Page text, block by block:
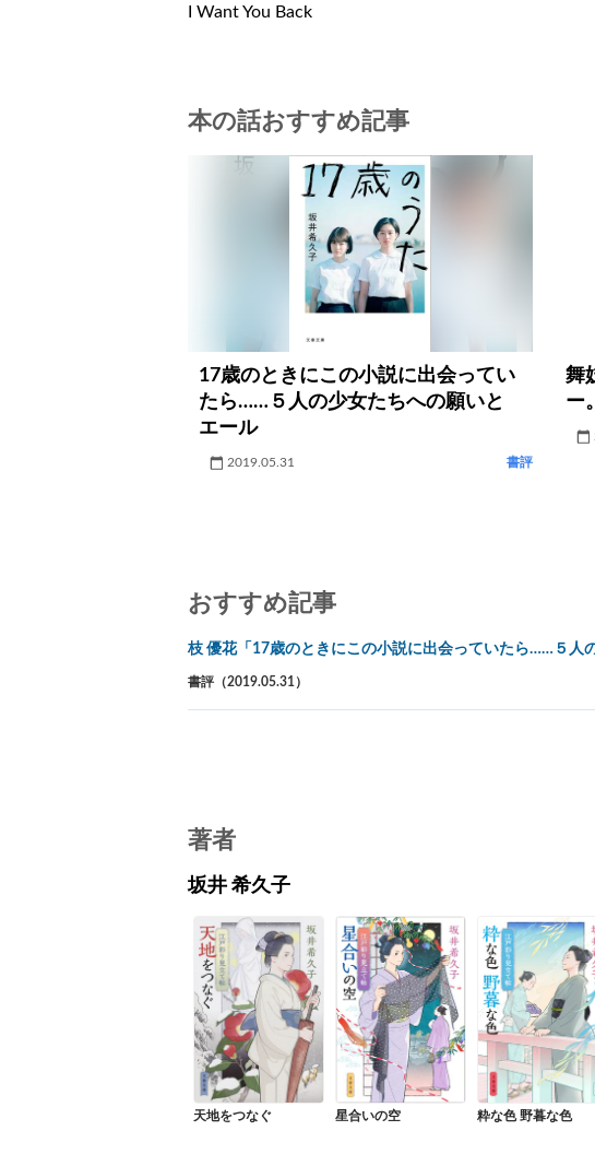
I Want You Back
本の話おすすめ記事
17歳のときにこの小説に出会ってい
たら……５人の少女たちへの願いと
エール
2019.05.31 書評
舞
ー
おすすめ記事
枝 優花「17歳のときにこの小説に出会っていたら……５人
書評（2019.05.31）
著者
坂井 希久子
天地をつなぐ 星合いの空 粋な色 野暮な色